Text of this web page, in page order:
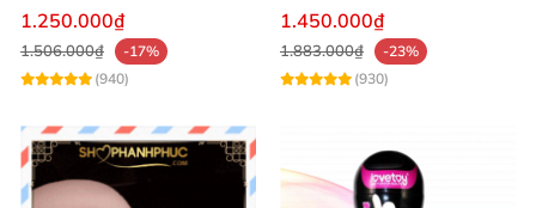
Rung Mạnh
1.250.000₫
1.506.000₫
-17%
(940)
Nghe Kèm Tăng Khoái Cảm
1.450.000₫
1.883.000₫
-23%
(930)